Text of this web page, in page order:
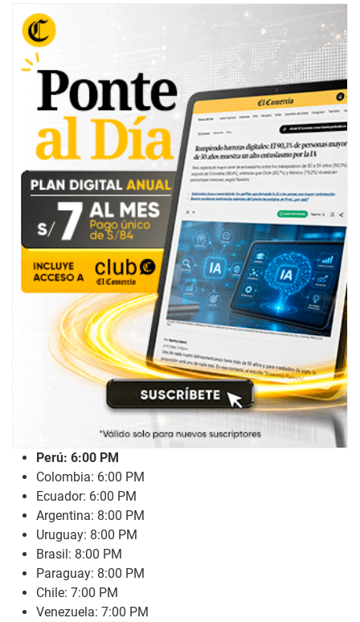
Perú: 6:00 PM
Colombia: 6:00 PM
Ecuador: 6:00 PM
Argentina: 8:00 PM
Uruguay: 8:00 PM
Brasil: 8:00 PM
Paraguay: 8:00 PM
Chile: 7:00 PM
Venezuela: 7:00 PM